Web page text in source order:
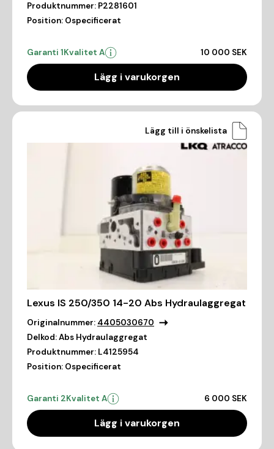
Produktnummer: P2281601
Position: Ospecificerat
Garanti 1Kvalitet A 10 000 SEK
Lägg i varukorgen
Lägg till i önskelista
Lexus IS 250/350 14-20 Abs Hydraulaggregat
Originalnummer: 4405030670
Delkod:Abs Hydraulaggregat
Produktnummer: L4125954
Position: Ospecificerat
Garanti 2Kvalitet A 6 000 SEK
Lägg i varukorgen